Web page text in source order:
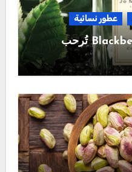
عطور نسائية
عطور التوت الأسود Blackberry تُرحب